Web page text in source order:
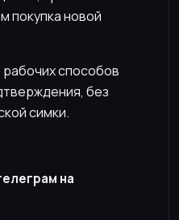
покупка новой
способов
без
симки.
на